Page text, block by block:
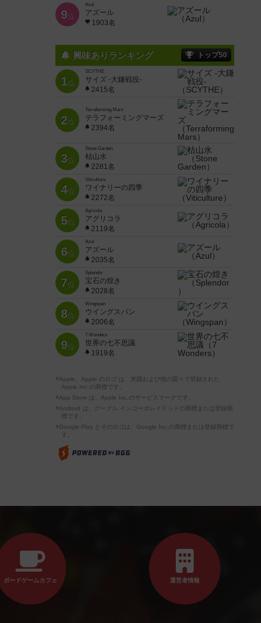
9位
Azul
アズール
1903名
興味ありランキング トップ50
1位
SCYTHE
サイズ -大鎌戦役-
2415名
2位
Terraforming Mars
テラフォーミングマーズ
2394名
3位
Stone Garden
枯山水
2281名
4位
Viticulture
ワイナリーの四季
2272名
5位
Agricola
アグリコラ
2119名
6位
Azul
アズール
2035名
7位
Splendor
宝石の煌き
2028名
8位
Wingspan
ウイングスパン
2006名
9位
7 Wonders
世界の七不思議
1919名
※Apple、Apple のロゴ は、米国および他の国々で登録された
Apple Inc.の商標です。
※App Store は、Apple Inc.のサービスマークです。
※Android は、グーグル インコーポレイテッドの商標または登録商
標です。
※Google Play とそのロゴは、Google Inc.の商標または登録商標で
す。
ボードゲームカフェ 運営者情報